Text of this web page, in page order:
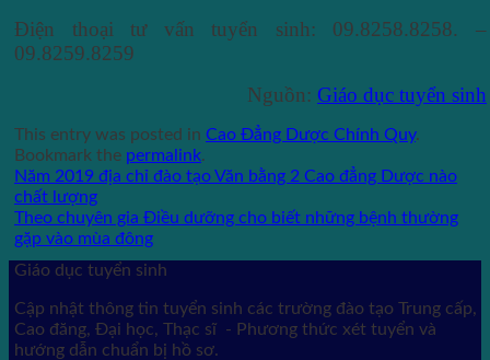
Điện thoại tư vấn tuyển sinh: 09.8258.8258. –
09.8259.8259
Nguồn: Giáo dục tuyển sinh
This entry was posted in Cao Đẳng Dược Chính Quy.
Bookmark the permalink.
Năm 2019 địa chỉ đào tạo Văn bằng 2 Cao đẳng Dược nào
chất lượng
Theo chuyên gia Điều dưỡng cho biết những bệnh thường
gặp vào mùa đông
Giáo dục tuyển sinh
Cập nhật thông tin tuyển sinh các trường đào tạo Trung cấp,
Cao đăng, Đại học, Thạc sĩ - Phương thức xét tuyển và
hướng dẫn chuẩn bị hồ sơ.